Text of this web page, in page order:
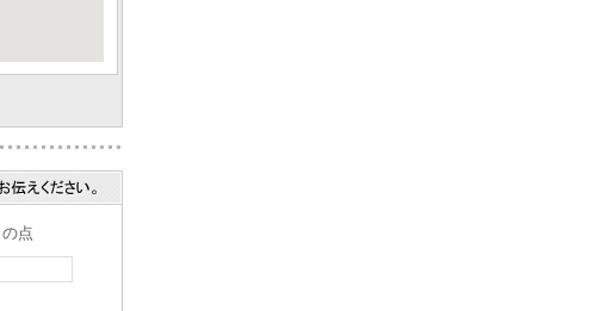
点